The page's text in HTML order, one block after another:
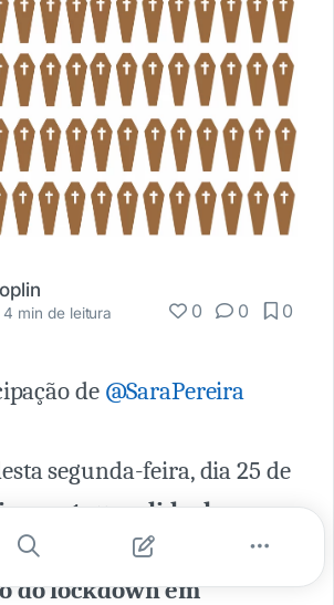
4 min de leitura 0 0 0
de @SaraPereira
segunda-feira, dia 25 de
acatou pedido do
Estadual pela
do lockdown em